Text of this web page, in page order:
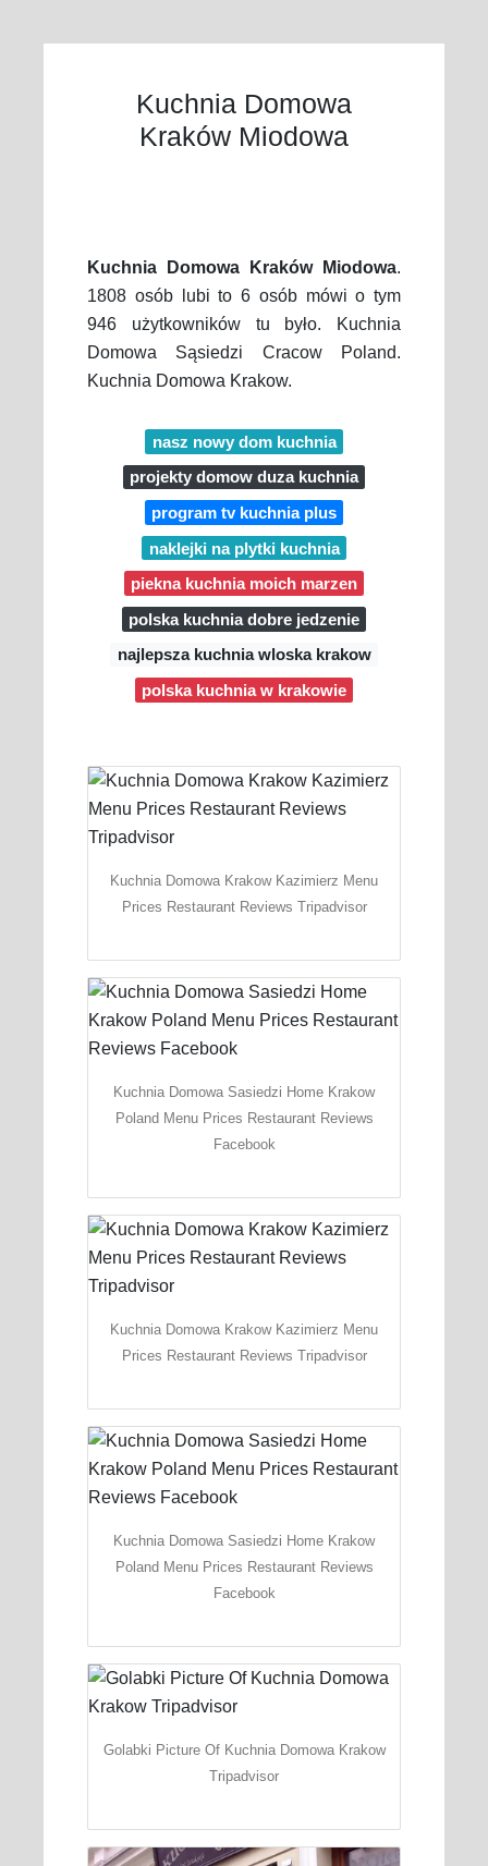
Kuchnia Domowa
Kraków Miodowa
Kuchnia Domowa Kraków Miodowa.
1808 osób lubi to 6 osób mówi o tym
946 użytkowników tu było. Kuchnia
Domowa Sąsiedzi Cracow Poland.
Kuchnia Domowa Krakow.
nasz nowy dom kuchnia
projekty domow duza kuchnia
program tv kuchnia plus
naklejki na plytki kuchnia
piekna kuchnia moich marzen
polska kuchnia dobre jedzenie
najlepsza kuchnia wloska krakow
polska kuchnia w krakowie
Kuchnia Domowa Krakow Kazimierz Menu
Prices Restaurant Reviews Tripadvisor
Kuchnia Domowa Sasiedzi Home Krakow
Poland Menu Prices Restaurant Reviews
Facebook
Kuchnia Domowa Krakow Kazimierz Menu
Prices Restaurant Reviews Tripadvisor
Kuchnia Domowa Sasiedzi Home Krakow
Poland Menu Prices Restaurant Reviews
Facebook
Golabki Picture Of Kuchnia Domowa Krakow
Tripadvisor